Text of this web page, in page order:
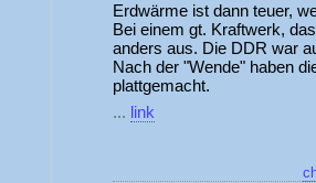
Erdwärme ist dann teuer,
Bei einem gt. Kraftwerk,
anders aus. Die DDR war
Nach der "Wende" haben
plattgemacht.
... link